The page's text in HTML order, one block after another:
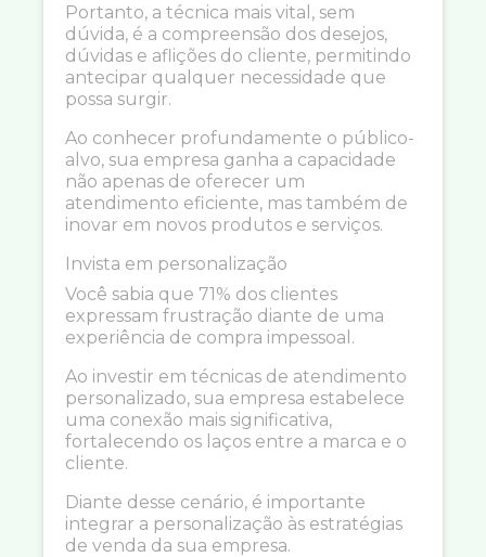
Portanto, a técnica mais vital, sem
dúvida, é a compreensão dos desejos,
dúvidas e aflições do cliente, permitindo
antecipar qualquer necessidade que
possa surgir.
Ao conhecer profundamente o público-
alvo, sua empresa ganha a capacidade
não apenas de oferecer um
atendimento eficiente, mas também de
inovar em novos produtos e serviços.
Invista em personalização
Você sabia que 71% dos clientes
expressam frustração diante de uma
experiência de compra impessoal.
Ao investir em técnicas de atendimento
personalizado, sua empresa estabelece
uma conexão mais significativa,
fortalecendo os laços entre a marca e o
cliente.
Diante desse cenário, é importante
integrar a personalização às estratégias
de venda da sua empresa.